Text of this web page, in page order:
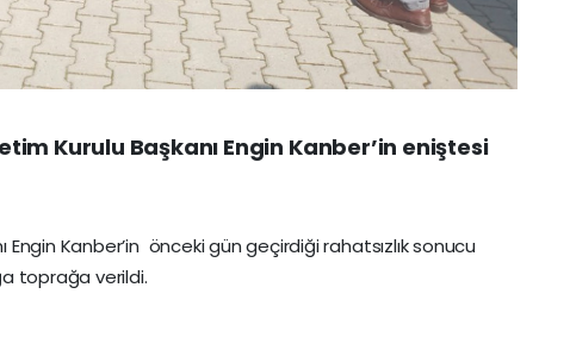
Kurulu Başkanı Engin Kanber’in eniştesi
Kanber’in önceki gün geçirdiği rahatsızlık sonucu
toprağa verildi.